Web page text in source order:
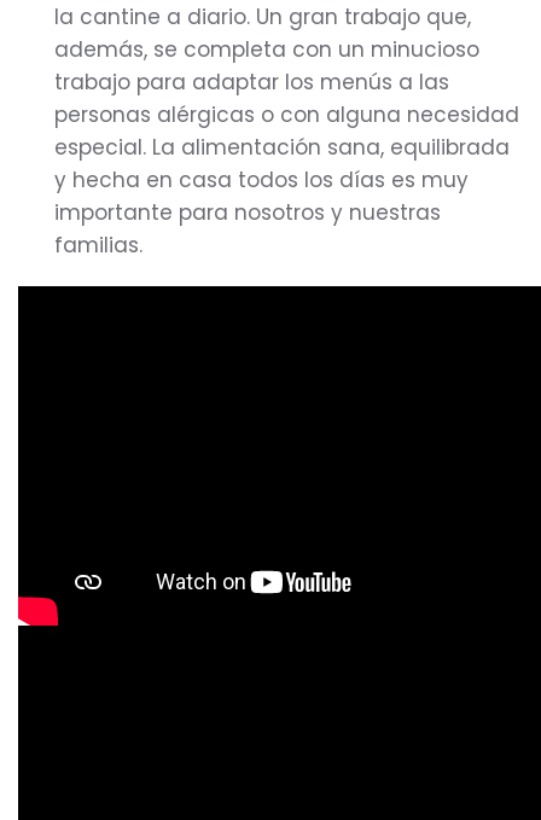
la cantine a diario. Un gran trabajo que,
además, se completa con un minucioso
trabajo para adaptar los menús a las
personas alérgicas o con alguna necesidad
especial. La alimentación sana, equilibrada
y hecha en casa todos los días es muy
importante para nosotros y nuestras
familias.